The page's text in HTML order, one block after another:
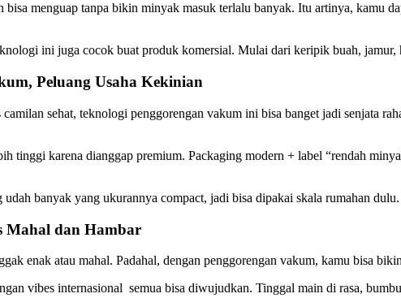
bisa menguap tanpa bikin minyak masuk terlalu banyak. Itu artinya, kamu
ini juga cocok buat produk komersial. Mulai dari keripik buah,
Peluang Usaha Kekinian
sehat, teknologi penggorengan vakum ini bisa banget jadi senjata
tinggi karena dianggap premium. Packaging modern + label “rendah
banyak yang ukurannya compact, jadi bisa dipakai skala rumahan
Mahal dan Hambar
enak atau mahal. Padahal, dengan penggorengan vakum, kamu bisa
vibes internasional semua bisa diwujudkan. Tinggal main di rasa,